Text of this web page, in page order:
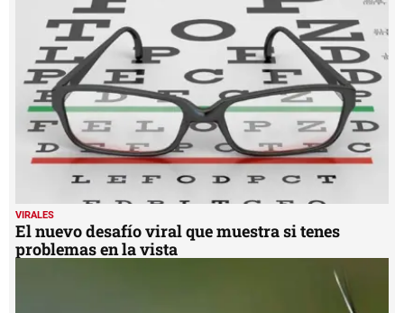
VIRALES
El nuevo desafío viral que muestra si tenes
problemas en la vista